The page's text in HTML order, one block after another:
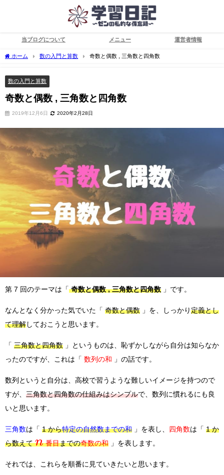
当ブログについて メニュー 運営者情報
ホーム 数の入門と算数 奇数と偶数 , 三角数と四角数
数の入門と算数
奇数と偶数 , 三角数と四角数
2019年12月6日 2020年2月28日
第 7 回のテーマは「 奇数と偶数 , 三角数と四角数 」です。
なんとなく分かった気でいた「 奇数と偶数 」を、しっかり 定義とし
て理解 しておこうと思います。
「 三角数と四角数 」というものは、恥ずかしながら自分は知らなか
ったのですが、これは「 数列の和 」の話です。
数列というと自分は、高校で習うような難しいイメージを持つので
すが、 三角数と四角数の仕組みはシンプルで、数列に慣れるにも良
いと思います。
三角数は「 1 から特定の自然数までの和 」を表し、 四角数は「 1 か
ら数えて n番目までの奇数の和 」を表します。
それでは、これらを順番に見ていきたいと思います。